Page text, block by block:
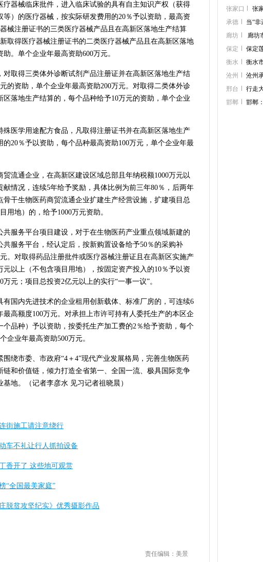
疗器械临床批件，进入临床试验的具有自主知识产权（获得
等）的医疗器械，按实际研发费用的20％予以资助，最高资
械注册证书的三类医疗器械产品且在高新区落地生产结算
取得医疗器械注册证书的二类医疗器械产品且在高新区落地
。单个企业年最高资助600万元。
对取得三类体外诊断试剂产品注册证并在高新区落地生产结
的资助，单个企业年最高资助200万元。对取得二类体外诊
区落地生产结算的，每个品种给予10万元的资助，单个企业
殊医学用途配方食品，凡取得注册证书并在高新区落地生产
20％予以资助，每个品种最高资助100万元，单个企业年最
贸流通企业，在高新区建设区域总部且年纳税额1000万元以
献情况，连续5年给予奖励，具体比例为前三年80％，后两年
骨干生物医药商贸流通企业扩建生产经营设施，扩建项目总
用地）的，给予1000万元资助。
共服务平台项目建设，对于在生物医药产业重点领域新建的
共服务平台，经认定后，按新购置设备给予50％的采购补
。对取得药品注册批件或医疗器械注册证且在高新区实施产
元以上（不包含项目用地），按固定资产投入的10％予以资
元；项目总投资2亿元以上的实行“一事一议”。
有国内先进技术的企业租用创新载体、标准厂房的，可连续6
最高额度100万元。对承担上市许可持有人委托生产的本区企
个品种）予以资助，按委托生产加工费的2％给予资助，每个
企业年最高资助500万元。
围绕市委、市政府“4＋4”现代产业发展格局，完善生物医药
链和价值链，倾力打造全省第一、全国一流、极具国际竞争
地。
（记者李彦水 见习记者祖晓晨）
街施工请注意绕行
车不礼让行人抓拍设备
香开了 这些地可观赏
“全国最美家庭”
脱贫攻坚纪实》优秀摄影作品
责任编辑：美景
张家口
张
承德
当“
廊坊
廊坊
保定
保定
衡水
衡水
沧州
沧州
邢台
行走
邯郸
邯郸